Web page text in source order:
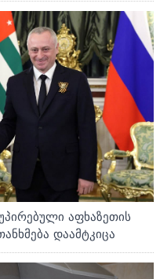
აფხაზეთის
დაამტკიცა